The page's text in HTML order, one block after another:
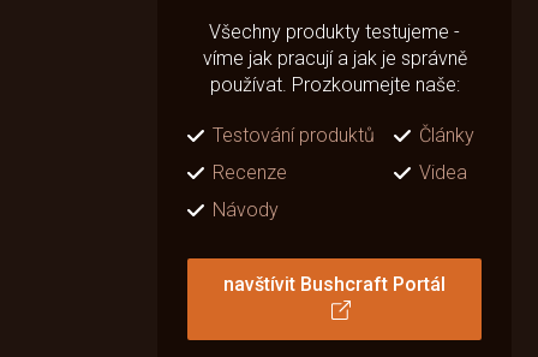
Všechny produkty testujeme -
víme jak pracují a jak je správně
používat. Prozkoumejte naše:
Testování produktů
Články
Recenze
Videa
Návody
navštívit Bushcraft Portál